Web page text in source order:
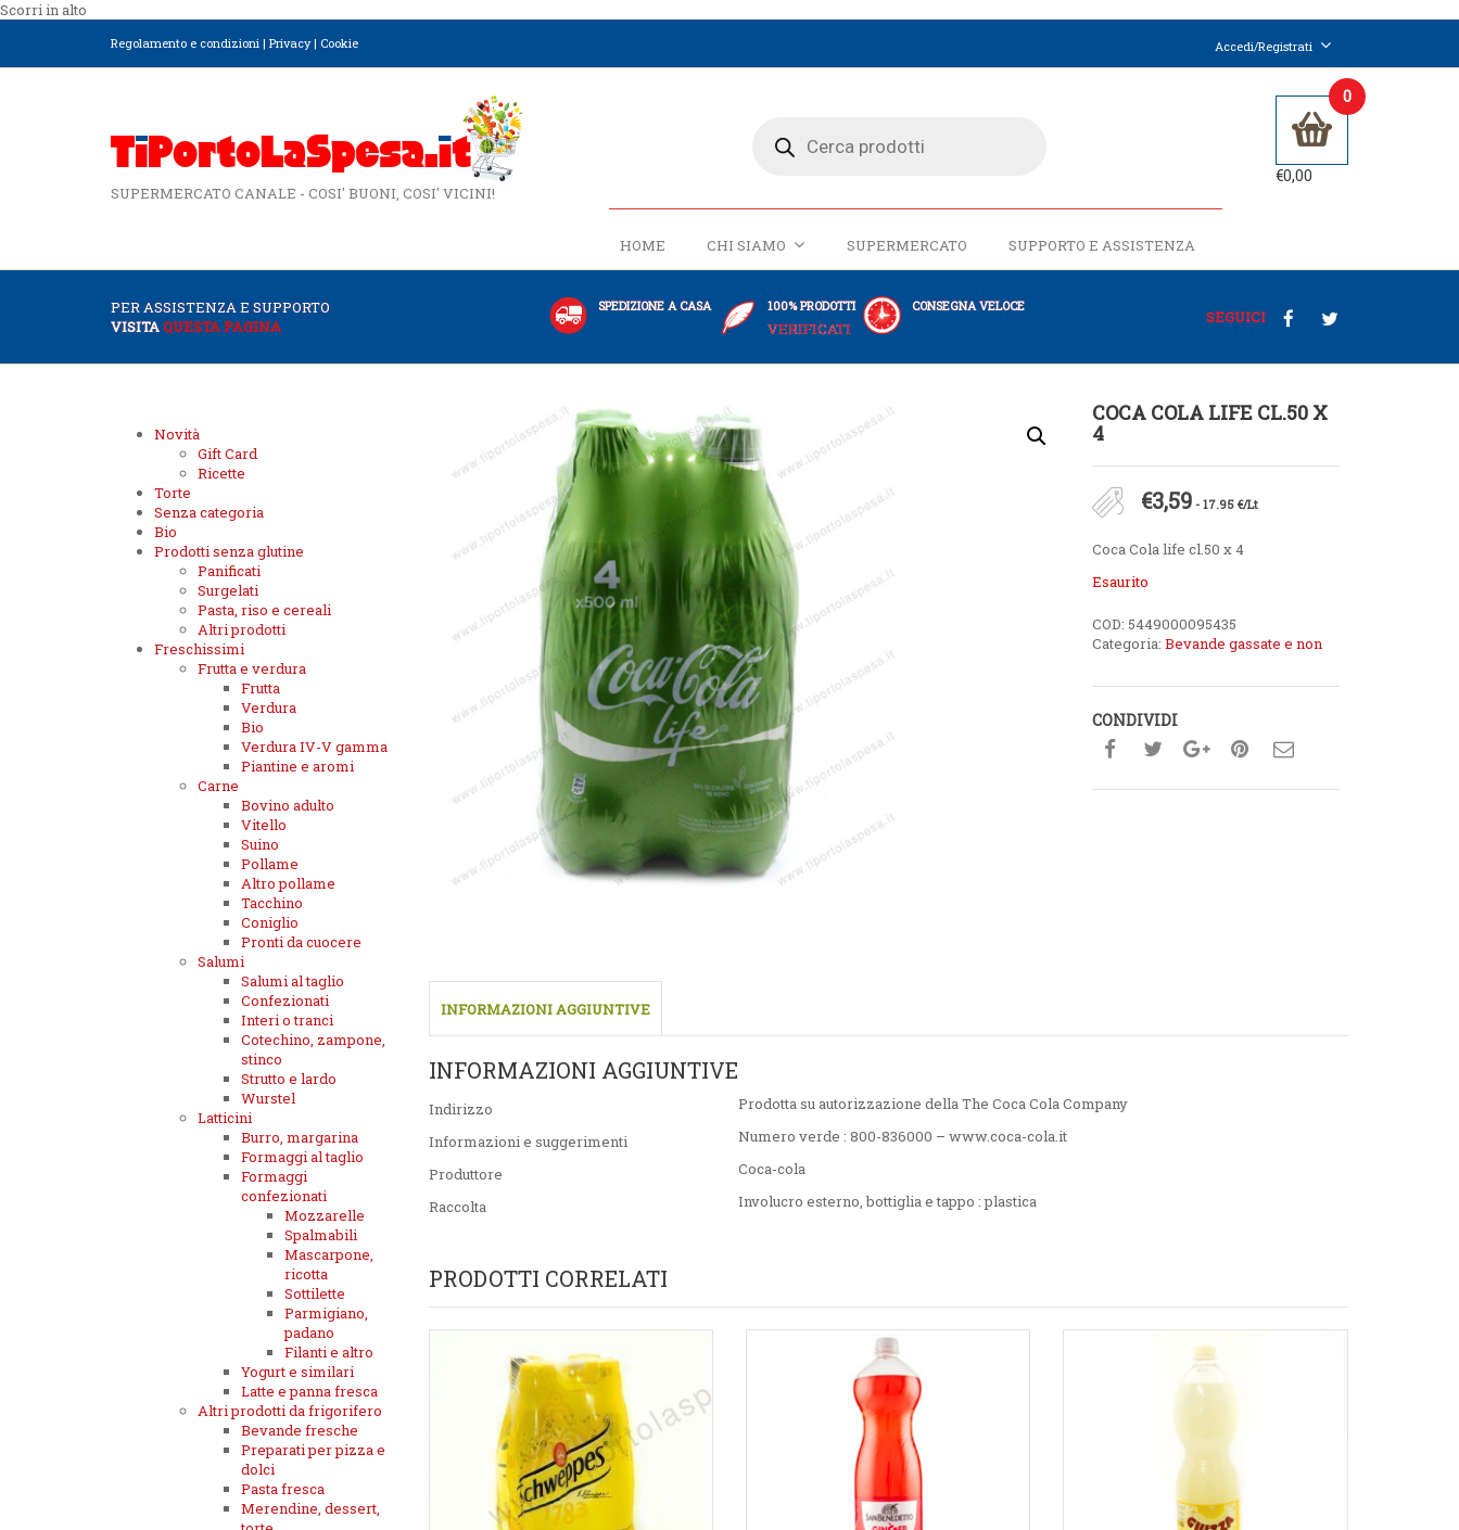
Scorri in alto
Regolamento e condizioni | Privacy| Cookie Accedi/Registrati
SUPERMERCATO CANALE - COSI' BUONI, COSI' VICINI!
HOME CHI SIAMO SUPERMERCATO SUPPORTO E ASSISTENZA
0
€0,00
PER ASSISTENZA E SUPPORTO
VISITAQUESTA PAGINA
SPEDIZIONE A CASA 100% PRODOTTI
VERIFICATI
CONSEGNA VELOCE
SEGUICI
COCA COLA LIFE CL.50 X
4
€3,59 - 17.95 €/Lt
Coca Cola life cl.50 x 4
Esaurito
COD: 5449000095435
Categoria:Bevande gassate e non
CONDIVIDI
INFORMAZIONI AGGIUNTIVE
INFORMAZIONI AGGIUNTIVE
Indirizzo
Prodotta su autorizzazione della The Coca Cola Company
Informazioni e suggerimenti
Numero verde : 800-836000 – www.coca-cola.it
Produttore
Coca-cola
Raccolta
Involucro esterno, bottiglia e tappo : plastica
PRODOTTI CORRELATI
Novità
Gift Card
Ricette
Torte
Senza categoria
Bio
Prodotti senza glutine
Panificati
Surgelati
Pasta, riso e cereali
Altri prodotti
Freschissimi
Frutta e verdura
Frutta
Verdura
Bio
Verdura IV-V gamma
Piantine e aromi
Carne
Bovino adulto
Vitello
Suino
Pollame
Altro pollame
Tacchino
Coniglio
Pronti da cuocere
Salumi
Salumi al taglio
Confezionati
Interi o tranci
Cotechino, zampone,
stinco
Strutto e lardo
Wurstel
Latticini
Burro, margarina
Formaggi al taglio
Formaggi
confezionati
Mozzarelle
Spalmabili
Mascarpone,
ricotta
Sottilette
Parmigiano,
padano
Filanti e altro
Yogurt e similari
Latte e panna fresca
Altri prodotti da frigorifero
Bevande fresche
Preparati per pizza e
dolci
Pasta fresca
Merendine, dessert,